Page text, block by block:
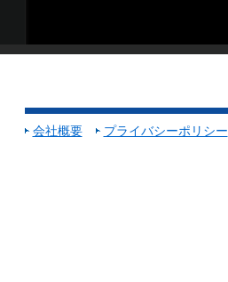
会社概要 プライバシーポリシー